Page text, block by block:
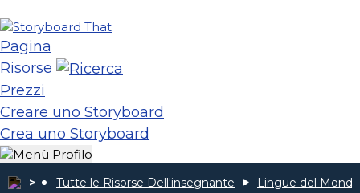
Pagina
Risorse
Prezzi
Creare uno Storyboard
Crea uno Storyboard
Tutte le Risorse Dell'insegnante Lingue del Mondo